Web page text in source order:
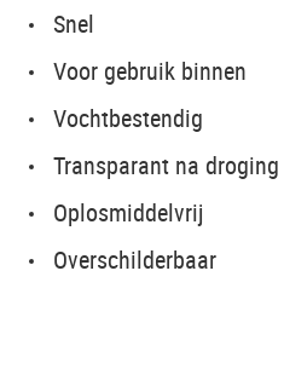
Snel
Voor gebruik binnen
Vochtbestendig
Transparant na droging
Oplosmiddelvrij
Overschilderbaar